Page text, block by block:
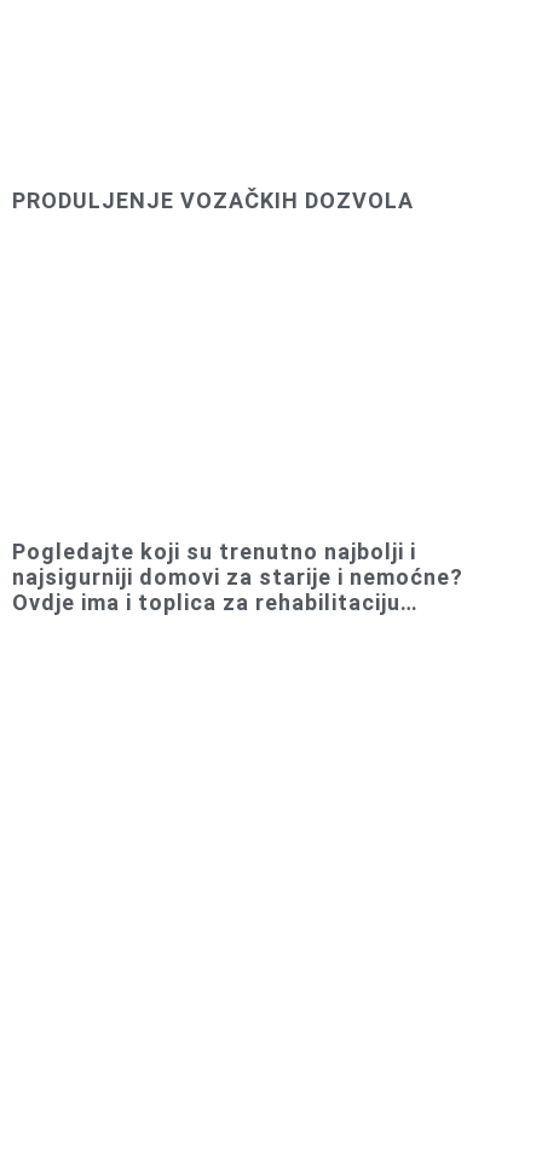
PRODULJENJE VOZAČKIH DOZVOLA
Pogledajte koji su trenutno najbolji i
najsigurniji domovi za starije i nemoćne?
Ovdje ima i toplica za rehabilitaciju…